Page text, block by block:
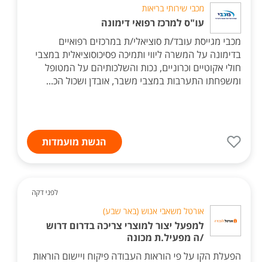
מכבי שירותי בריאות
עו"ס למרכז רפואי דימונה
מכבי מגייסת עובד/ת סוציאלי/ת במרכזים רפואיים
בדימונה על המשרה ליווי ותמיכה פסיכוסוציאלית במצבי
חולי אקוטיים וכרוניים, נכות והשלכותיהם על המטופל
ומשפחתו התערבות במצבי משבר, אובדן ושכול הכ...
הגשת מועמדות
לפני דקה
אורטל משאבי אנוש (באר שבע)
למפעל יצור למוצרי צריכה בדרום דרוש
/ה מפעיל.ת מכונה
הפעלת הקו על פי הוראות העבודה פיקוח ויישום הוראות